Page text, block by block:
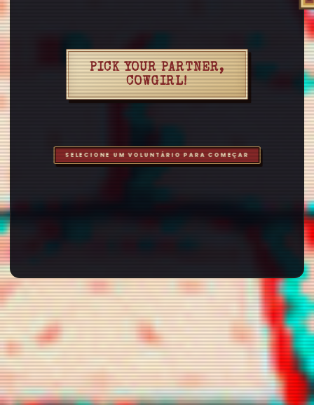
anaharae arshanji aussi
baekart bigbang
cerebrodog
eto
dilunari gguxietk
holopherne
s